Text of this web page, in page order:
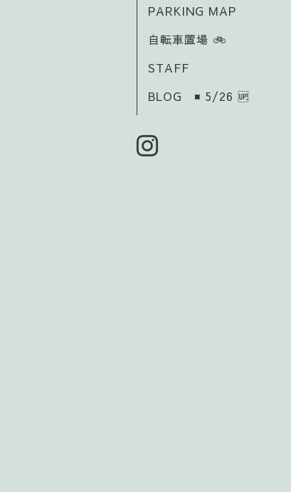
PARKING MAP
自転車置場 🚲️
STAFF
BLOG ◾ 5/26 🆙